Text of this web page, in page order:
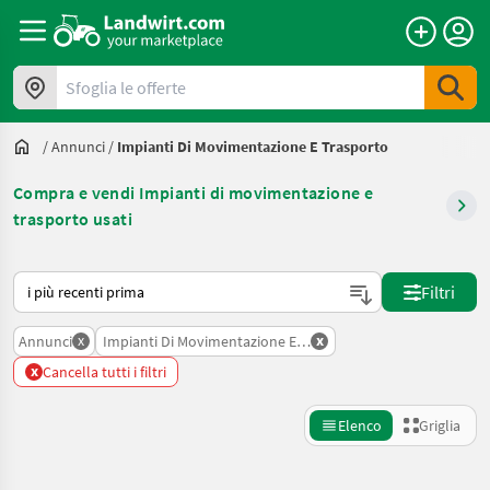
Sfoglia le offerte
/Annunci / Impianti Di Movimentazione E Trasporto
Compra e vendi Impianti di movimentazione e
trasporto usati
Ecco come viene ordinato su Landwirt.com
Filtri
Annunci x Impianti Di Movimentazione E Trasporto
x
x Cancella tutti i filtri
Elenco Griglia